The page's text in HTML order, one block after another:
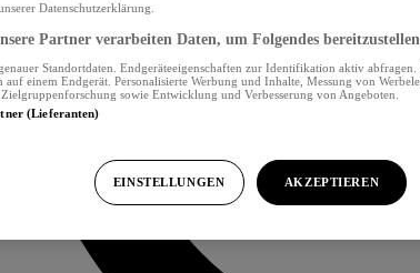
Datenschutzerklärung.
Partner verarbeiten Daten, um Folgendes
Standortdaten. Endgeräteeigenschaften zur Identifikation aktiv
einem Endgerät. Personalisierte Werbung und Inhalte, Messung von
sowie Entwicklung und Verbesserung von Angeboten.
(Lieferanten)
EINSTELLUNGEN AKZEPTIEREN